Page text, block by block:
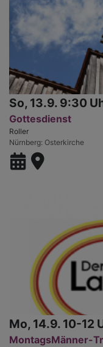
So, 13.9. 9:30
Gottesdienst
Roller
Nürnberg Osterkirche
Mo, 14.9. 10-12
MontagsMänner-